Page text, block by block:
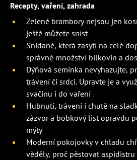
Recepty, vaření, zahrada
Zelené brambory nejsou jen
ještě můžete sníst
Snídaně, která zasytí na celé
správné množství bílkovin a
Dýňová semínka nevyhazujte,
trávení či srdci. Upravte je a
svačinu i do vaření
Hubnutí, trávení i chutě na
zázvor a bobkový list opravdu
mýty
Moderní pokojovky v chladu
věděly, proč pěstovat aspidistru